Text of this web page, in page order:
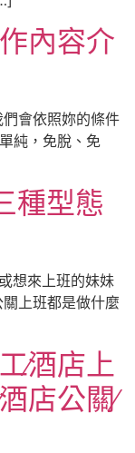
內容介
會依照妳的條件
純，免脫、免
種型態
想來上班的妹妹
上班都是做什麼
∕酒店上
店公關∕